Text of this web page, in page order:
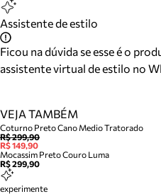
Assistente de estilo
Ficou na dúvida se esse é o
assistente virtual de estilo no
VEJA TAMBÉM
Coturno Preto Cano Medio Tratorado
R$ 299,90
R$ 149,90
Mocassim Preto Couro Luma
R$ 299,90
experimente